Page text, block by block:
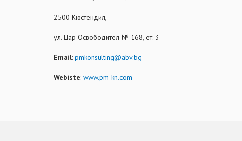
2500 Кюстендил,
ул. Цар Освободител № 168, ет. 3
Email: pmkonsulting@abv.bg
Webiste: www.pm-kn.com